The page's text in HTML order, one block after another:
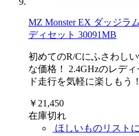
MZ Monster EX ダッジラ
ディセット 30091MB
初めてのR/Cにふさわし
な価格！ 2.4GHzのレデ
ド走行を気軽に楽しもう！
￥21,450
在庫切れ
ほしいものリスト